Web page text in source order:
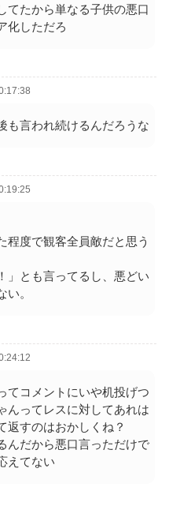
てたから単なる子供の悪口
化しただろ
も言われ続けるんだろうな
程度で観客全員敵だと思う
」とも言ってるし、悪どい
。
てコメントにいや机投げつ
んってレスに対してあれは
返すのはおかしくね？
んだから悪口言っただけで
えてない